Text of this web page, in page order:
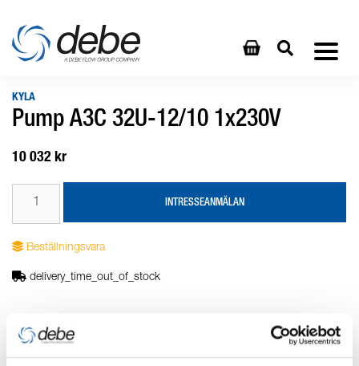
KYLA
Pump A3C 32U-12/10 1x230V
10 032 kr
INTRESSEANMÄLAN
Beställningsvara
delivery_time_out_of_stock
Produktbeskrivning